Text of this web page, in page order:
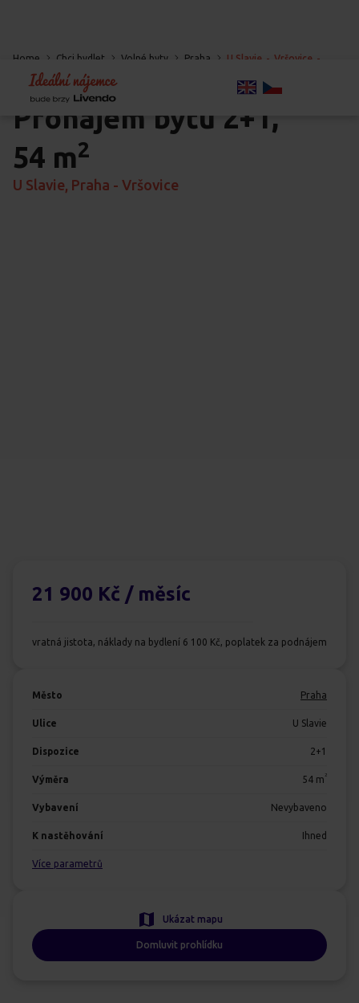
Home Chci bydlet Volné byty Praha U Slavie - Vršovice -
Praha
Pronájem bytu 2+1,
54 m2
U Slavie, Praha - Vršovice
21 900 Kč / měsíc
vratná jistota, náklady na bydlení 6 100 Kč, poplatek za podnájem
Město Praha
Ulice U Slavie
Dispozice 2+1
Výměra 54 m 2
Vybavení Nevybaveno
K nastěhování Ihned
Více parametrů
Ukázat mapu
Domluvit prohlídku